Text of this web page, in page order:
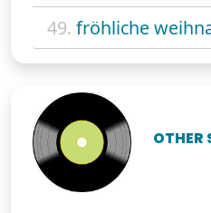
49. fröhliche
OTHER